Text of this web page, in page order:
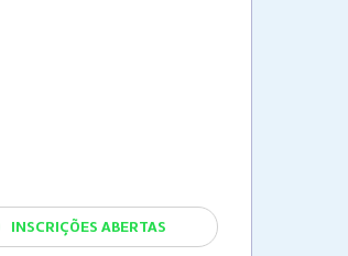
INSCRIÇÕES ABERTAS